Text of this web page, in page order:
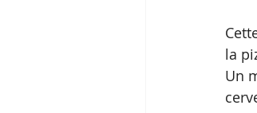
la
Un